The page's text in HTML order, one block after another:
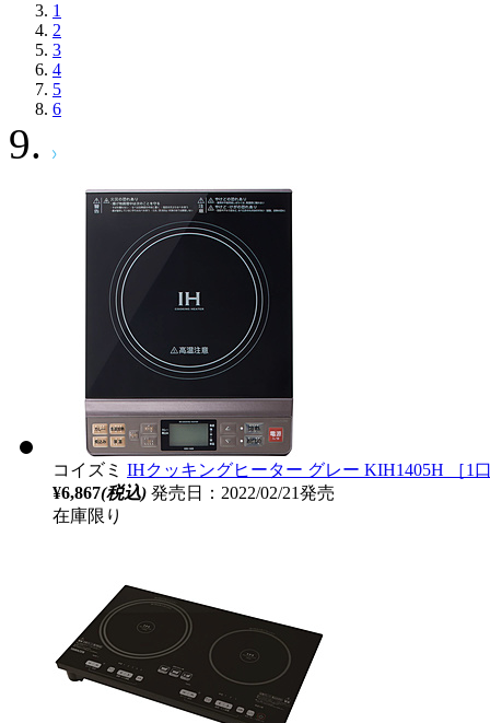
1
2
3
4
5
6
コイズミ IHクッキングヒーター グレー KIH1405H ［1
¥6,867(税込) 発売日：2022/02/21発売
在庫限り